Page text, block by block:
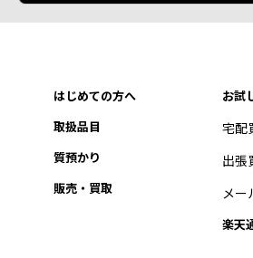
はじめての方へ
取扱品目
質預かり
販売・買取
お試
宅配
出張
メー
楽天